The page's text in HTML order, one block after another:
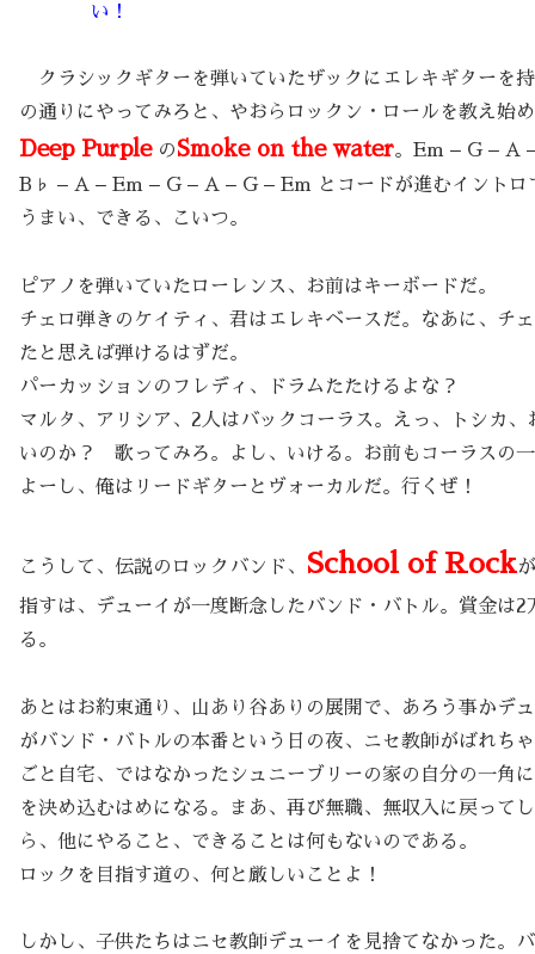
い！
クラシックギターを弾いていたザックにエレキギターを
の通りにやってみろと、やおらロックン・ロールを教え始
Deep PurpleのSmoke on the water。Em – G – A
B♭ – A – Em – G – A – G – Em とコードが進むイントロ
うまい、できる、こいつ。
ピアノを弾いていたローレンス、お前はキーボードだ。
チェロ弾きのケイティ、君はエレキベースだ。なあに、チ
たと思えば弾けるはずだ。
パーカッションのフレディ、ドラムたたけるよな？
マルタ、アリシア、2人はバックコーラス。えっ、トシカ、
いのか？ 歌ってみろ。よし、いける。お前もコーラスの
よーし、俺はリードギターとヴォーカルだ。行くぜ！
こうして、伝説のロックバンド、 School of Rock
指すは、デューイが一度断念したバンド・バトル。賞金は2
る。
あとはお約束通り、山あり谷ありの展開で、あろう事かデ
がバンド・バトルの本番という日の夜、ニセ教師がばれち
ごと自宅、ではなかったシュニーブリーの家の自分の一角
を決め込むはめになる。まあ、再び無職、無収入に戻って
ら、他にやること、できることは何もないのである。
ロックを目指す道の、何と厳しいことよ！
しかし、子供たちはニセ教師デューイを見捨てなかった。